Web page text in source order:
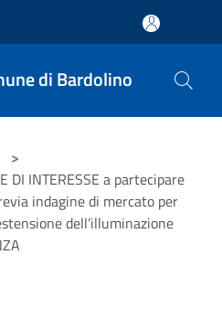
di Bardolino
>
DI INTERESSE a partecipare
indagine di mercato per
dell’illuminazione